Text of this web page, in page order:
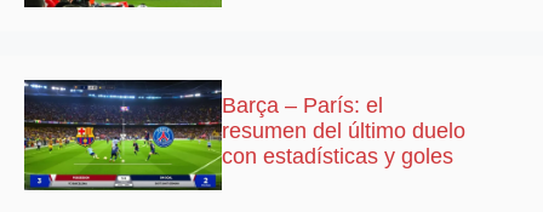
Barça – París: el
resumen del último duelo
con estadísticas y goles